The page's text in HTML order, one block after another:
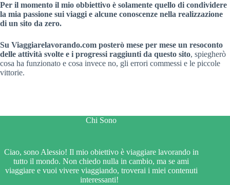
Per il momento il mio obbiettivo è solamente quello di condividere
la mia passione sui viaggi e alcune conoscenze nella realizzazione
di un sito da zero.
Su Viaggiarelavorando.com posterò mese per mese un resoconto
delle attività svolte e i progressi raggiunti da questo sito, spiegherò
cosa ha funzionato e cosa invece no, gli errori commessi e le piccole
vittorie.
Chi Sono
Ciao, sono Alessio! Il mio obiettivo è viaggiare lavorando in
tutto il mondo. Non chiedo nulla in cambio, ma se ami
viaggiare e vuoi vivere viaggiando, troverai i miei contenuti
interessanti!